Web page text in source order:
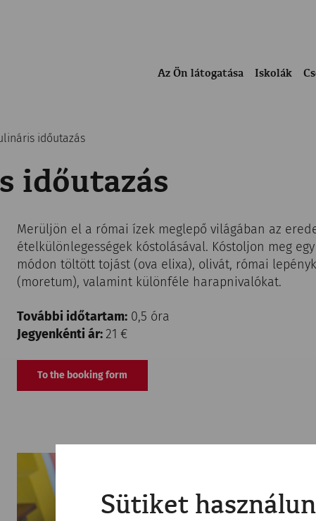
Sütiket
Az Ön látogatása Iskolák
időutazás
időutazás
Merüljön el a római ízek meglepő világában az
ételkülönlegességek kóstolásával. Kóstoljon meg
módon töltött tojást (ova elixa), olivát, római
(moretum), valamint különféle harapnivalókat.
További időtartam:0,5 óra
Jegyenkénti ár:21 €
To the booking form